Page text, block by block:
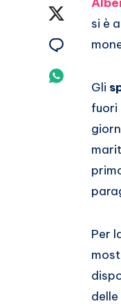
Condividi
si è
Gli
fuori
Per